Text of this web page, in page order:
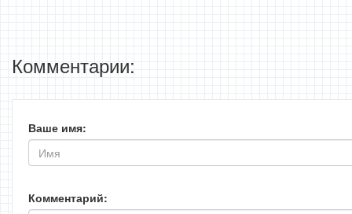
Комментарии:
Ваше имя:
Комментарий: